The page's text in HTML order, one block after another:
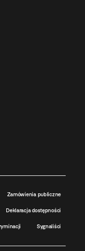
Zamówienia publiczne
Deklaracja dostępności
Sygnaliści